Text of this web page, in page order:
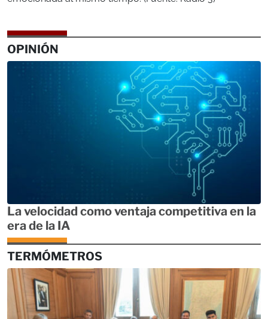
OPINIÓN
La velocidad como ventaja competitiva en la
era de la IA
TERMÓMETROS